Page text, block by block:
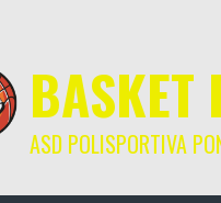
BASKET
ASD POLISPORTIVA